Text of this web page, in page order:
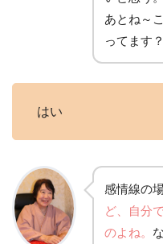
あとね～
ってます？
はい
感情線の
ど、自分
のよね。